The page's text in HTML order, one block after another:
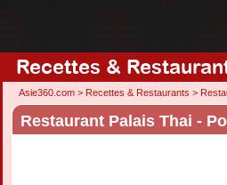
Recettes &
Asie360.com > Recettes & Restaurants >
Restaurant Palais Thai -